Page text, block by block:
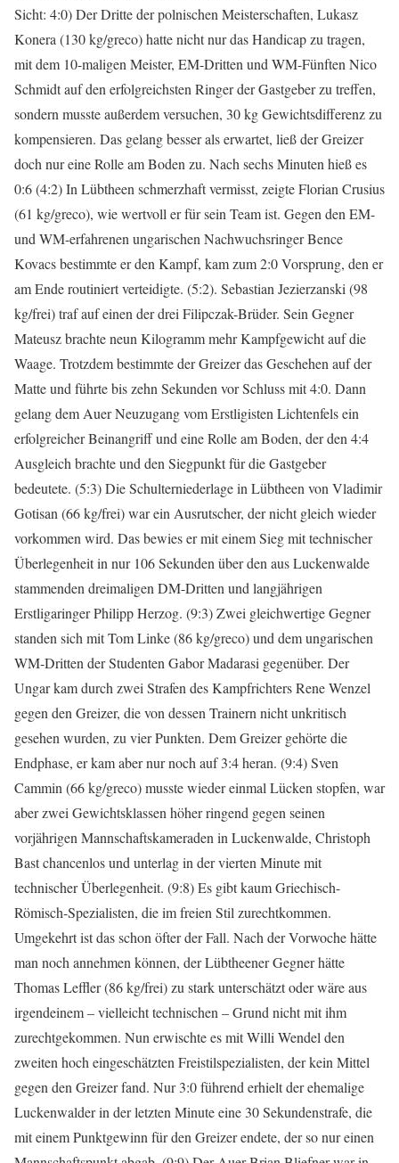
Sicht: 4:0) Der Dritte der polnischen Meisterschaften, Lukasz
Konera (130 kg/greco) hatte nicht nur das Handicap zu tragen,
mit dem 10-maligen Meister, EM-Dritten und WM-Fünften Nico
Schmidt auf den erfolgreichsten Ringer der Gastgeber zu treffen,
sondern musste außerdem versuchen, 30 kg Gewichtsdifferenz zu
kompensieren. Das gelang besser als erwartet, ließ der Greizer
doch nur eine Rolle am Boden zu. Nach sechs Minuten hieß es
0:6 (4:2) In Lübtheen schmerzhaft vermisst, zeigte Florian Crusius
(61 kg/greco), wie wertvoll er für sein Team ist. Gegen den EM-
und WM-erfahrenen ungarischen Nachwuchsringer Bence
Kovacs bestimmte er den Kampf, kam zum 2:0 Vorsprung, den er
am Ende routiniert verteidigte. (5:2). Sebastian Jezierzanski (98
kg/frei) traf auf einen der drei Filipczak-Brüder. Sein Gegner
Mateusz brachte neun Kilogramm mehr Kampfgewicht auf die
Waage. Trotzdem bestimmte der Greizer das Geschehen auf der
Matte und führte bis zehn Sekunden vor Schluss mit 4:0. Dann
gelang dem Auer Neuzugang vom Erstligisten Lichtenfels ein
erfolgreicher Beinangriff und eine Rolle am Boden, der den 4:4
Ausgleich brachte und den Siegpunkt für die Gastgeber
bedeutete. (5:3) Die Schulterniederlage in Lübtheen von Vladimir
Gotisan (66 kg/frei) war ein Ausrutscher, der nicht gleich wieder
vorkommen wird. Das bewies er mit einem Sieg mit technischer
Überlegenheit in nur 106 Sekunden über den aus Luckenwalde
stammenden dreimaligen DM-Dritten und langjährigen
Erstligaringer Philipp Herzog. (9:3) Zwei gleichwertige Gegner
standen sich mit Tom Linke (86 kg/greco) und dem ungarischen
WM-Dritten der Studenten Gabor Madarasi gegenüber. Der
Ungar kam durch zwei Strafen des Kampfrichters Rene Wenzel
gegen den Greizer, die von dessen Trainern nicht unkritisch
gesehen wurden, zu vier Punkten. Dem Greizer gehörte die
Endphase, er kam aber nur noch auf 3:4 heran. (9:4) Sven
Cammin (66 kg/greco) musste wieder einmal Lücken stopfen, war
aber zwei Gewichtsklassen höher ringend gegen seinen
vorjährigen Mannschaftskameraden in Luckenwalde, Christoph
Bast chancenlos und unterlag in der vierten Minute mit
technischer Überlegenheit. (9:8) Es gibt kaum Griechisch-
Römisch-Spezialisten, die im freien Stil zurechtkommen.
Umgekehrt ist das schon öfter der Fall. Nach der Vorwoche hätte
man noch annehmen können, der Lübtheener Gegner hätte
Thomas Leffler (86 kg/frei) zu stark unterschätzt oder wäre aus
irgendeinem – vielleicht technischen – Grund nicht mit ihm
zurechtgekommen. Nun erwischte es mit Willi Wendel den
zweiten hoch eingeschätzten Freistilspezialisten, der kein Mittel
gegen den Greizer fand. Nur 3:0 führend erhielt der ehemalige
Luckenwalder in der letzten Minute eine 30 Sekundenstrafe, die
mit einem Punktgewinn für den Greizer endete, der so nur einen